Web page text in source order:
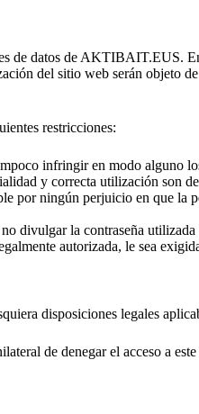
de datos de AKTIBAIT.EUS.
sitio web serán objeto de
restricciones:
infringir en modo alguno
y correcta utilización son
ningún perjuicio en que la
la contraseña utilizada
autorizada, le sea
disposiciones legales
de denegar el acceso a este